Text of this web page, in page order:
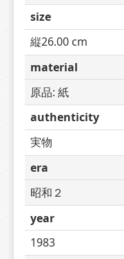
size
縦26.00 cm
material
原品: 紙
authenticity
実物
era
昭和２
year
1983